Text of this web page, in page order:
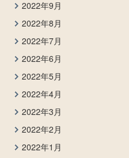
2022年9月
2022年8月
2022年7月
2022年6月
2022年5月
2022年4月
2022年3月
2022年2月
2022年1月